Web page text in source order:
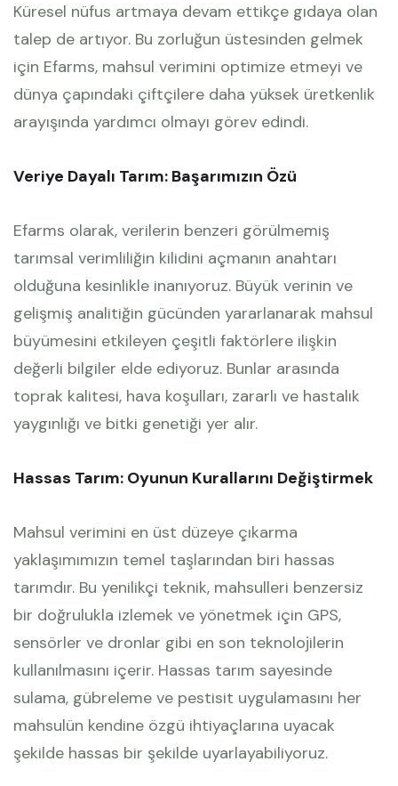
Küresel nüfus artmaya devam ettikçe gıdaya olan
talep de artıyor. Bu zorluğun üstesinden gelmek
için Efarms, mahsul verimini optimize etmeyi ve
dünya çapındaki çiftçilere daha yüksek üretkenlik
arayışında yardımcı olmayı görev edindi.
Veriye Dayalı Tarım: Başarımızın Özü
Efarms olarak, verilerin benzeri görülmemiş
tarımsal verimliliğin kilidini açmanın anahtarı
olduğuna kesinlikle inanıyoruz. Büyük verinin ve
gelişmiş analitiğin gücünden yararlanarak mahsul
büyümesini etkileyen çeşitli faktörlere ilişkin
değerli bilgiler elde ediyoruz. Bunlar arasında
toprak kalitesi, hava koşulları, zararlı ve hastalık
yaygınlığı ve bitki genetiği yer alır.
Hassas Tarım: Oyunun Kurallarını Değiştirmek
Mahsul verimini en üst düzeye çıkarma
yaklaşımımızın temel taşlarından biri hassas
tarımdır. Bu yenilikçi teknik, mahsulleri benzersiz
bir doğrulukla izlemek ve yönetmek için GPS,
sensörler ve dronlar gibi en son teknolojilerin
kullanılmasını içerir. Hassas tarım sayesinde
sulama, gübreleme ve pestisit uygulamasını her
mahsulün kendine özgü ihtiyaçlarına uyacak
şekilde hassas bir şekilde uyarlayabiliyoruz.